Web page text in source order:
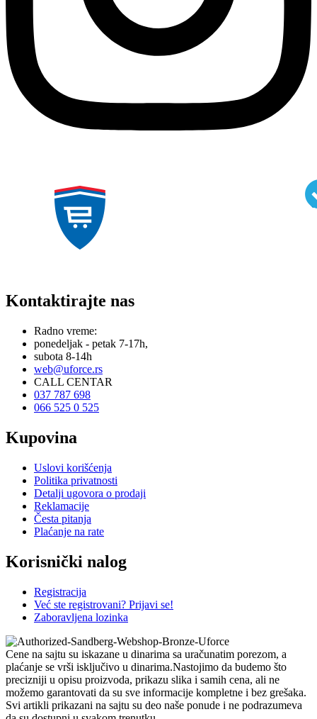
Kontaktirajte nas
Radno vreme:
ponedeljak - petak 7-17h,
subota 8-14h
web@uforce.rs
CALL CENTAR
037 787 698
066 525 0 525
Kupovina
Uslovi korišćenja
Politika privatnosti
Detalji ugovora o prodaji
Reklamacije
Česta pitanja
Plaćanje na rate
Korisnički nalog
Registracija
Već ste registrovani? Prijavi se!
Zaboravljena lozinka
Cene na sajtu su iskazane u dinarima sa uračunatim porezom, a
plaćanje se vrši isključivo u dinarima.Nastojimo da budemo što
precizniji u opisu proizvoda, prikazu slika i samih cena, ali ne
možemo garantovati da su sve informacije kompletne i bez grešaka.
Svi artikli prikazani na sajtu su deo naše ponude i ne podrazumeva